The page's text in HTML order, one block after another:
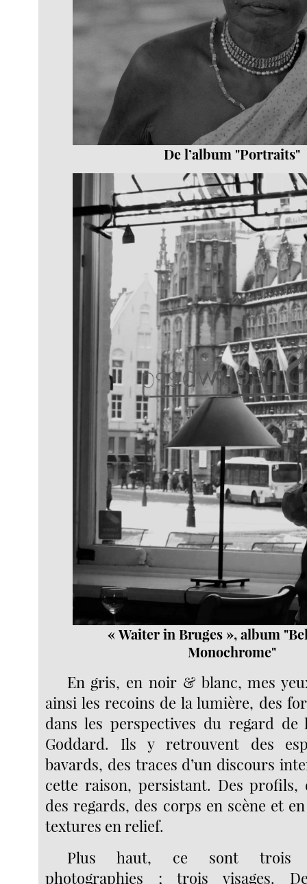
De l’album "Portraits"
« Waiter in Bruges », album
Monochrome"
En gris, en noir & blanc, mes
ainsi les recoins de la lumière, des
dans les perspectives du regard de
Goddard. Ils y retrouvent des
bavards, des traces d’un discours
cette raison, persistant. Des profils,
des regards, des corps en scène et
textures en relief.
Plus haut, ce sont trois
photographies ; trois visages.